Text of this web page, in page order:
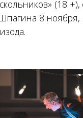
(18
8